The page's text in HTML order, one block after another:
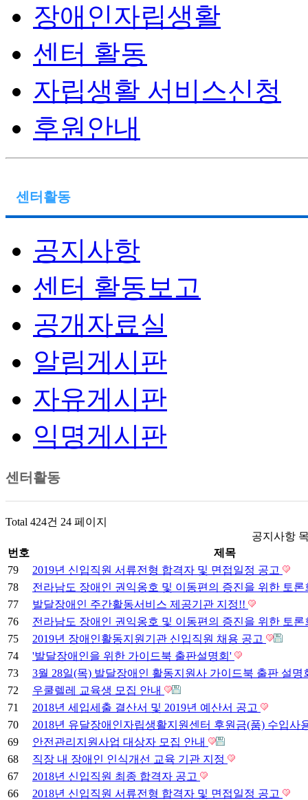
장애인자립생활
센터 활동
자립생활 서비스신청
후원안내
센터활동
공지사항
센터 활동보고
공개자료실
알림게시판
자유게시판
익명게시판
센터활동
Total 424건 24 페이지
공지사항
번호
제목
79
2019년 신입직원 서류전형 합격자 및 면접일정 공고
78
전라남도 장애인 권익옹호 및 이동편의 증진을 위한 토
77
발달장애인 주간활동서비스 제공기관 지정!!
76
전라남도 장애인 권익옹호 및 이동편의 증진을 위한 토
75
2019년 장애인활동지원기관 신입직원 채용 공고
74
'발달장애인을 위한 가이드북 출판설명회'
73
3월 28일(목) 발달장애인 활동지원사 가이드북 출판 설명
72
우쿨렐레 교육생 모집 안내
71
2018년 세입세출 결산서 및 2019년 예산서 공고
70
2018년 유달장애인자립생활지원센터 후원금(품) 수입사
69
안전관리지원사업 대상자 모집 안내
68
직장 내 장애인 인식개선 교육 기관 지정
67
2018년 신입직원 최종 합격자 공고
66
2018년 신입직원 서류전형 합격자 및 면접일정 공고